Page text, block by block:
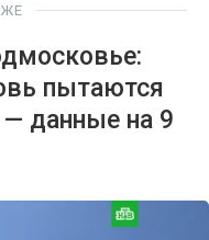
пытаются
данные на 9